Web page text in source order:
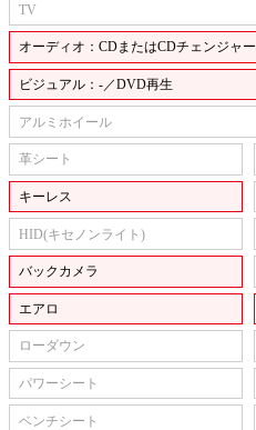
TV
オーディオ：CDまたはCDチェンジャー
ビジュアル：-／DVD再生
アルミホイール
革シート
キーレス
HID(キセノンライト)
バックカメラ
エアロ
ローダウン
パワーシート
ベンチシート